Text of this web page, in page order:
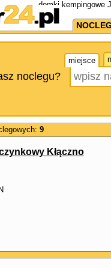
domki kempingowe
miejsce
noclegu?
9
Kłączno